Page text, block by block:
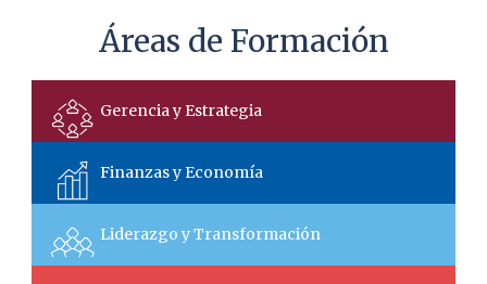
Áreas de Formación
Gerencia y Estrategia
Finanzas y Economía
Liderazgo y Transformación